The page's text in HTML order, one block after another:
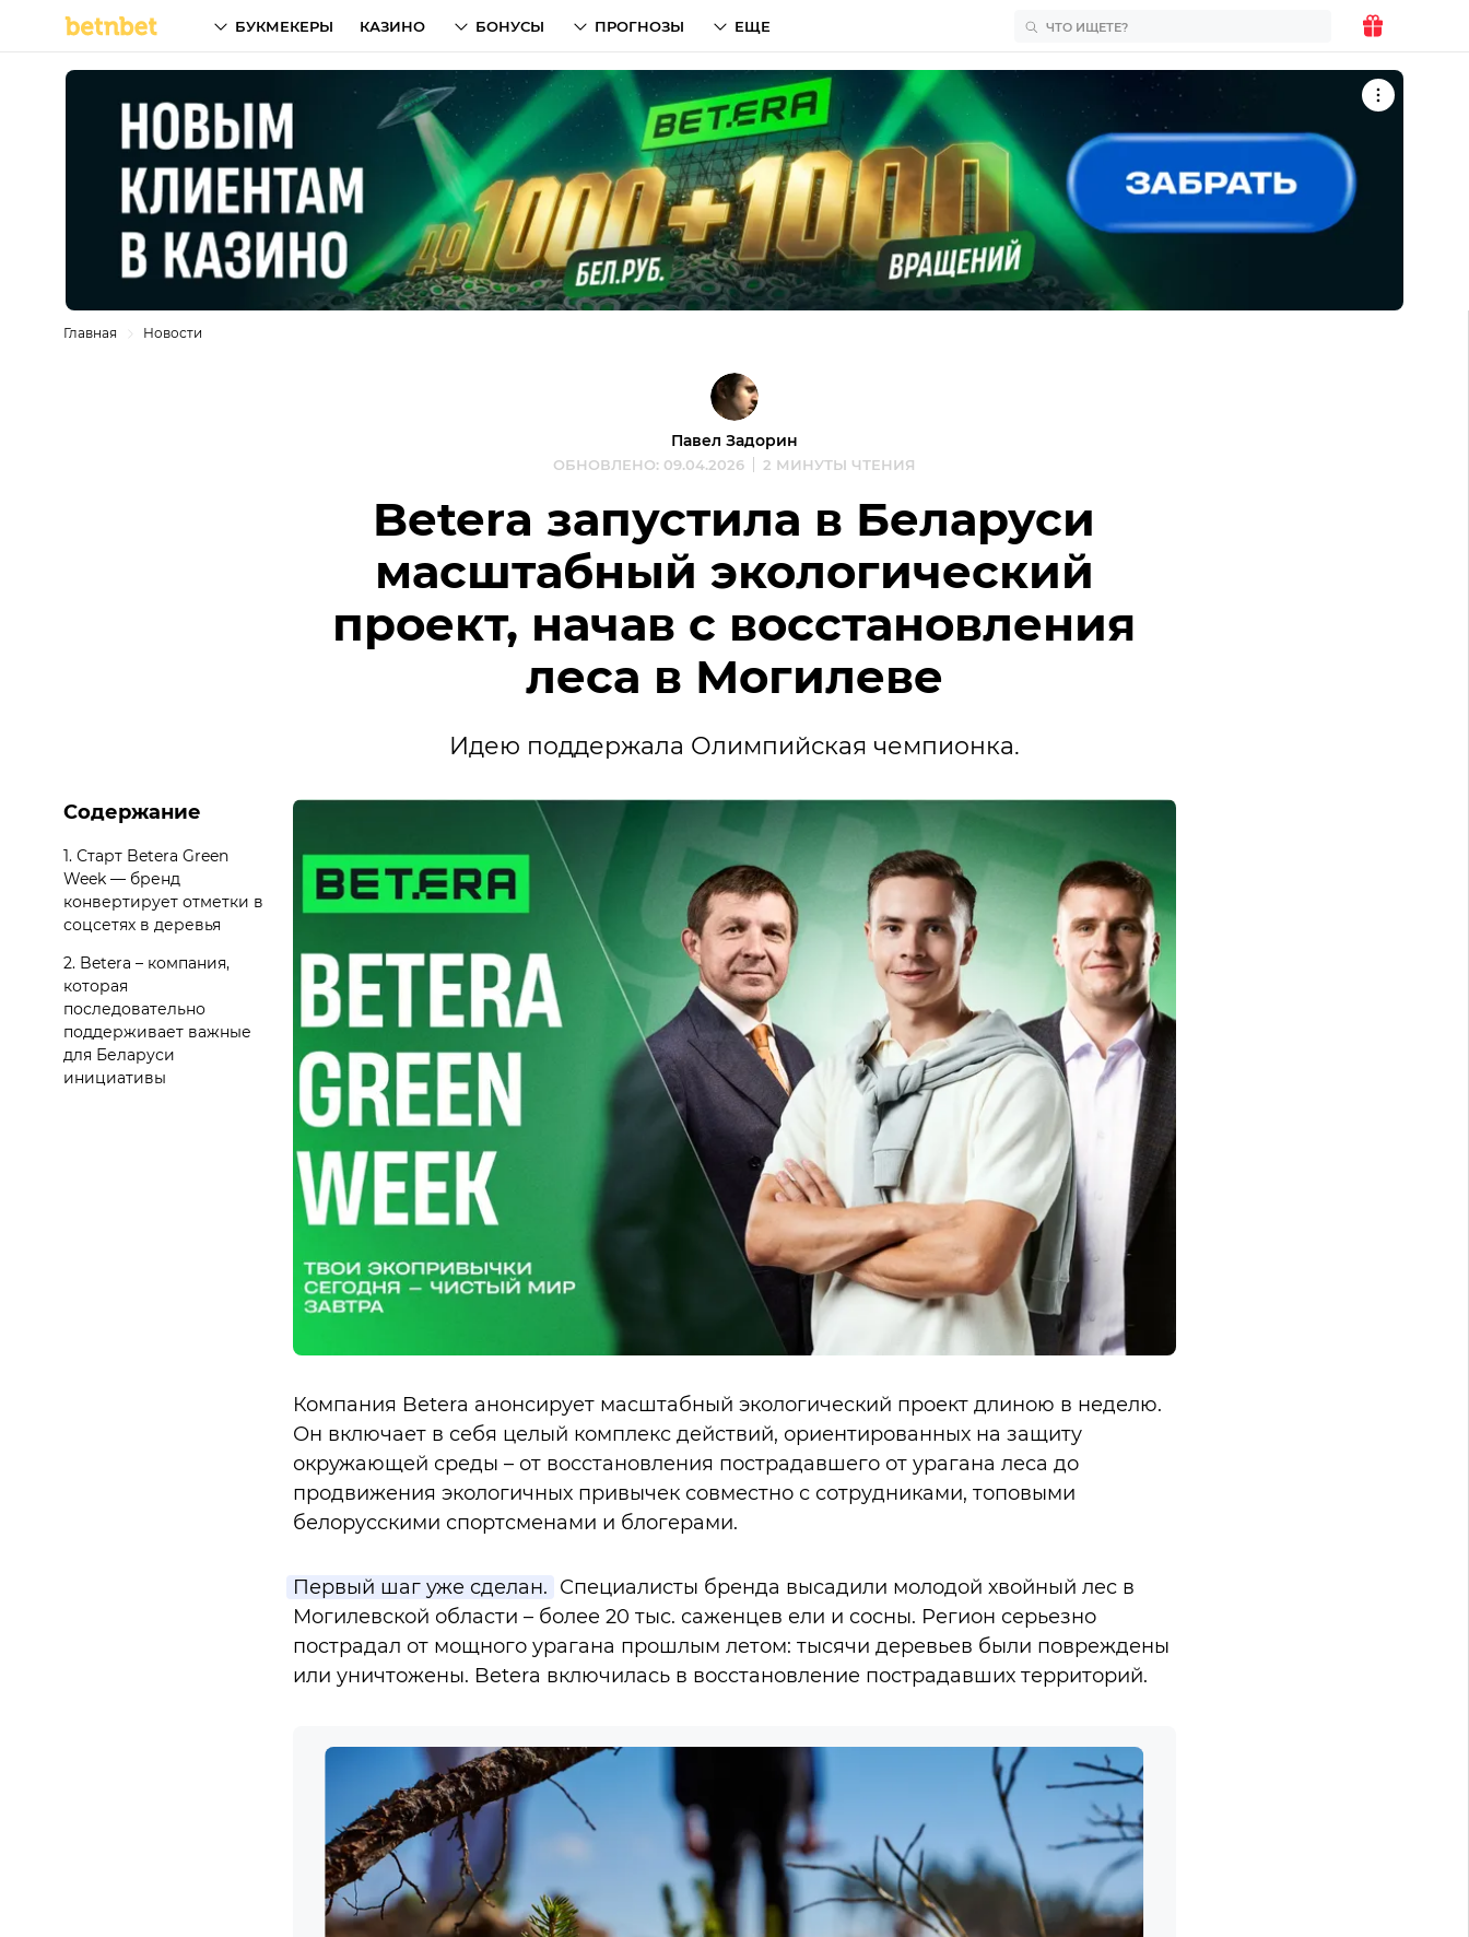
БУКМЕКЕРЫ КАЗИНО БОНУСЫ ПРОГНОЗЫ ЕЩЕ
Главная Новости
Павел Задорин
ОБНОВЛЕНО: 09.04.2026 2 МИНУТЫ ЧТЕНИЯ
Betera запустила в Беларуси
масштабный экологический
проект, начав с восстановления
леса в Могилеве
Идею поддержала Олимпийская чемпионка.
Содержание
1. Старт Betera Green
Week — бренд
конвертирует отметки в
соцсетях в деревья
2. Betera – компания,
которая
последовательно
поддерживает важные
для Беларуси
инициативы
Компания Betera анонсирует масштабный экологический проект длиною в неделю.
Он включает в себя целый комплекс действий, ориентированных на защиту
окружающей среды – от восстановления пострадавшего от урагана леса до
продвижения экологичных привычек совместно с сотрудниками, топовыми
белорусскими спортсменами и блогерами.
Первый шаг уже сделан. Специалисты бренда высадили молодой хвойный лес в
Могилевской области – более 20 тыс. саженцев ели и сосны. Регион серьезно
пострадал от мощного урагана прошлым летом: тысячи деревьев были повреждены
или уничтожены. Betera включилась в восстановление пострадавших территорий.